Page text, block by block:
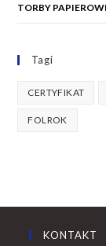
TORBY
Tagi
CERTYFIKAT
FOLROK
KONTAKT